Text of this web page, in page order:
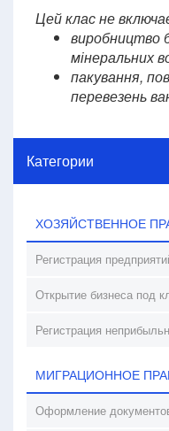
Цей клас не
виробництво
мінеральних
пакування,
перевезень
Категории
ХОЗЯЙСТВЕННОЕ
Регистрация
Открытие бизнеса под
Регистрация
МИГРАЦИОННОЕ
Оформление